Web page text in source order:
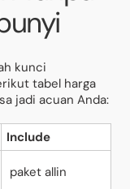
kunci
tabel harga
jadi acuan Anda:
Include
paket allin